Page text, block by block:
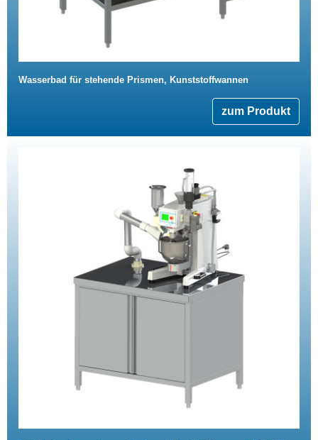
Wasserbad für stehende Prismen, Kunststoffwannen
zum Produkt